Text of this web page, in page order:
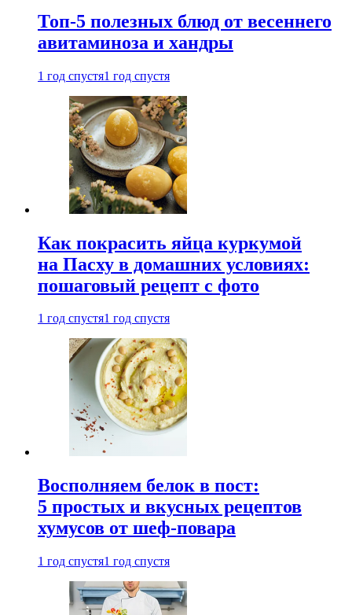
Топ-5 полезных блюд от весеннего
авитаминоза и хандры
1 год спустя1 год спустя
Как покрасить яйца куркумой
на Пасху в домашних условиях:
пошаговый рецепт с фото
1 год спустя1 год спустя
Восполняем белок в пост:
5 простых и вкусных рецептов
хумусов от шеф-повара
1 год спустя1 год спустя